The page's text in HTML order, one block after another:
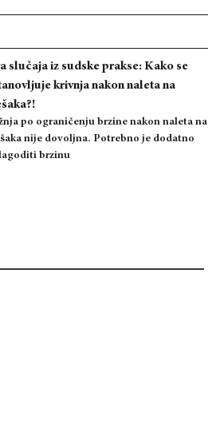
slučaja iz sudske prakse: Kako se
krivnja nakon naleta na
po ograničenju brzine nakon naleta na
nije dovoljna. Potrebno je dodatno
brzinu